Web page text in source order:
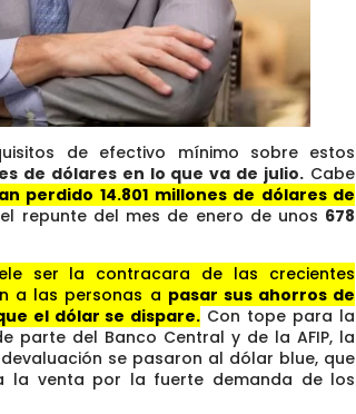
de efectivo mínimo sobre estos
de dólares en lo que va de julio. Cabe
perdido 14.801 millones de dólares de
repunte del mes de enero de unos 678
ser la contracara de las crecientes
a las personas a pasar sus ahorros de
el dólar se dispare. Con tope para la
parte del Banco Central y de la AFIP, la
se pasaron al dólar blue, que
la venta por la fuerte demanda de los